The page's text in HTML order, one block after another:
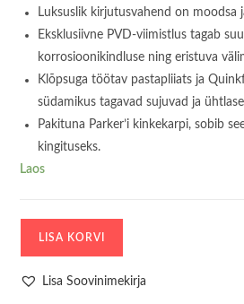
Luksuslik kirjutusvahend on moodsa
Eksklusiivne PVD-viimistlus tagab
korrosioonikindluse ning eristuva
Klõpsuga töötav pastapliiats ja
südamikus tagavad sujuvad ja
Pakituna Parker’i kinkekarpi, sobib
kingituseks.
Laos
Pastapliiats
LISA KORVI
Lisa Soovinimekirja